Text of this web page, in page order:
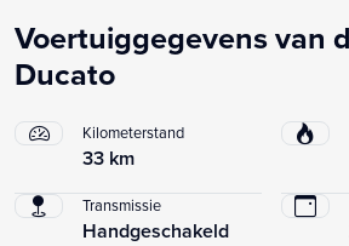
Voertuiggegevens van
Ducato
Kilometerstand
33 km
Transmissie
Handgeschakeld